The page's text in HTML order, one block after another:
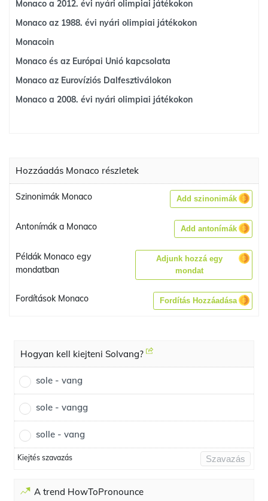
Monaco a 2012. évi nyári olimpiai játékokon
Monaco az 1988. évi nyári olimpiai játékokon
Monacoin
Monaco és az Európai Unió kapcsolata
Monaco az Eurovíziós Dalfesztiválokon
Monaco a 2008. évi nyári olimpiai játékokon
Hozzáadás Monaco részletek
Szinonimák Monaco Add szinonimák
Antonímák a Monaco Add antonímák
Példák Monaco egy
mondatban
Adjunk hozzá egy
mondat
Fordítások Monaco Fordítás Hozzáadása
Hogyan kell kiejteni Solvang?
sole - vang
sole - vangg
solle - vang
Kiejtés szavazás Szavazás
A trend HowToPronounce